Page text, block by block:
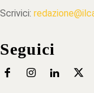
Scrivici:
Seguici